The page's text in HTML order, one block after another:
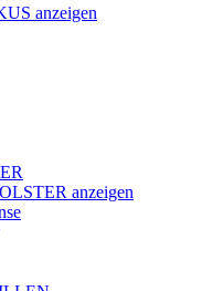
anzeigen
anzeigen